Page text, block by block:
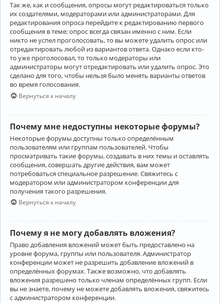
Так же, как и сообщения, опросы могут редактироваться только
их создателями, модераторами или администраторами. Для
редактирования опроса перейдите к редактированию первого
сообщения в теме; опрос всегда связан именно с ним. Если
никто не успел проголосовать, то вы можете удалить опрос или
отредактировать любой из вариантов ответа. Однако если кто-
то уже проголосовал, то только модераторы или
администраторы могут отредактировать или удалить опрос. Это
сделано для того, чтобы нельзя было менять варианты ответов
во время голосования.
Вернуться к началу
Почему мне недоступны некоторые форумы?
Некоторые форумы доступны только определённым
пользователям или группам пользователей. Чтобы
просматривать такие форумы, создавать в них темы и оставлять
сообщения, совершать другие действия, вам может
потребоваться специальное разрешение. Свяжитесь с
модератором или администратором конференции для
получения такого разрешения.
Вернуться к началу
Почему я не могу добавлять вложения?
Право добавления вложений может быть предоставлено на
уровне форума, группы или пользователя. Администратор
конференции может не разрешить добавление вложений в
определённых форумах. Также возможно, что добавлять
вложения разрешено только членам определённых групп. Если
вы не знаете, почему не можете добавлять вложения, свяжитесь
с администратором конференции.